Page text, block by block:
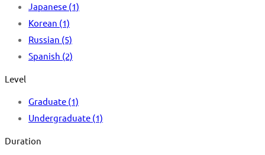
Japanese (1)
Korean (1)
Russian (5)
Spanish (2)
Level
Graduate (1)
Undergraduate (1)
Duration